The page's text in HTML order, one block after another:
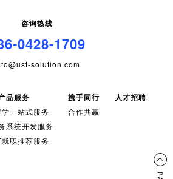
咨询热线
0428-1709
solution.com
品服务
一站式服务
系统开发服务
职推荐服务
携手同行
合作共赢
人才招聘